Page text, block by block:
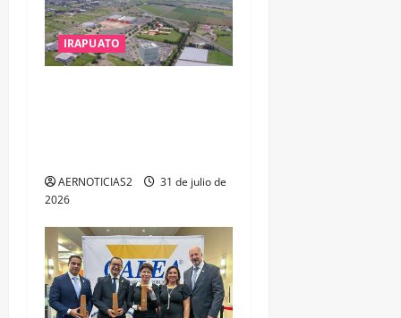
IRAPUATO
AERNOTICIAS2
31 de julio de
2026